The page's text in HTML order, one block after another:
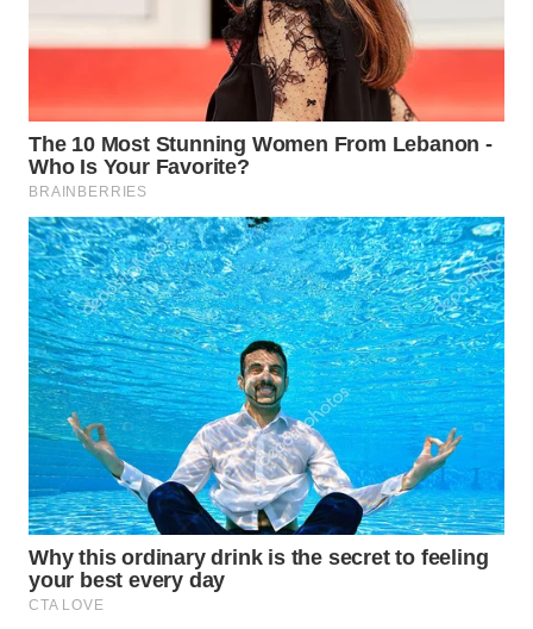
WAHANA
WAHANA
TRAVEL
WAHANA
TV
WAHANANEWS
ID
WAHANANEWS
CO ID
WAHANANEWS
NET
WAHANA
SPORT